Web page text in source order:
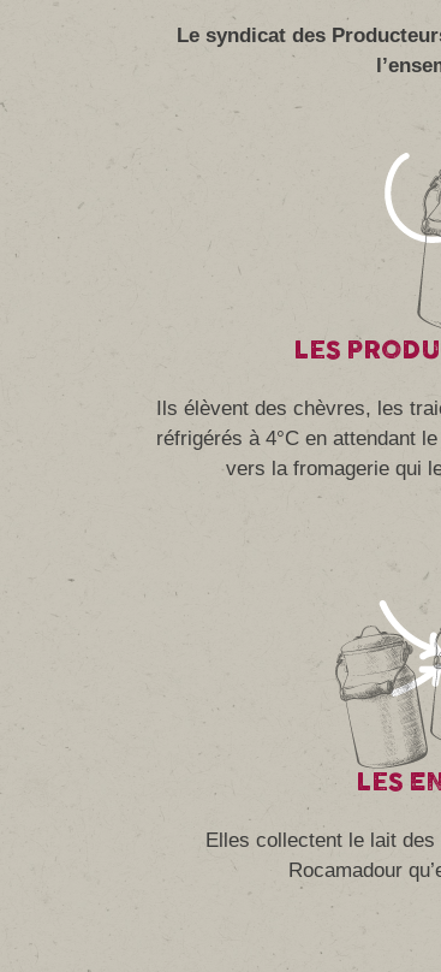
Le syndicat des
LES
Ils élèvent des chèvres, les
réfrigérés à 4°C en attendant
vers la fromagerie qui
LES
Elles collectent le lait
Rocamadour